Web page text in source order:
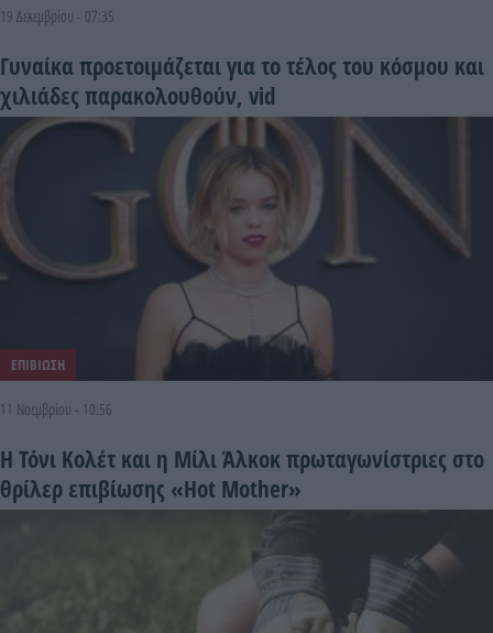
19 Δεκεμβρίου - 07:35
Γυναίκα προετοιμάζεται για το τέλος του κόσμου και
χιλιάδες παρακολουθούν, vid
ΕΠΙΒΙΩΣΗ
11 Νοεμβρίου - 10:56
Η Τόνι Κολέτ και η Μίλι Άλκοκ πρωταγωνίστριες στο
θρίλερ επιβίωσης «Hot Mother»